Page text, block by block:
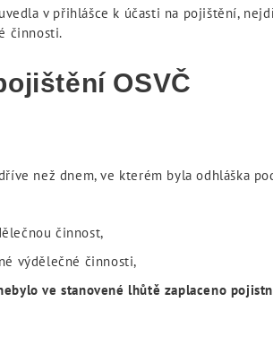
v přihlášce k účasti na pojištění,
činnosti.
OSVČ
než dnem, ve kterém byla odhláška
činnost,
výdělečné činnosti,
ve stanovené lhůtě zaplaceno